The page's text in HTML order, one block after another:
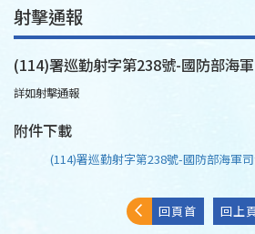
射擊通報
(114)署巡勤射字第238號-國防部海
詳如射擊通報
附件下載
(114)署巡勤射字第238號-國防部海軍
回頁首 回上